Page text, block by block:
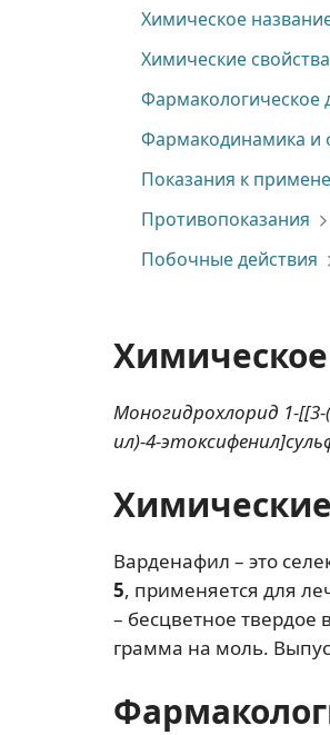
Химическое
Химические свойства
Фармакологическое
Фармакодинамика и
Показания к
Противопоказания
Побочные действия
Моногидрохлорид 1-
ил)-4-
Варденафил – это
5, применяется для
– бесцветное твердое
грамма на моль.